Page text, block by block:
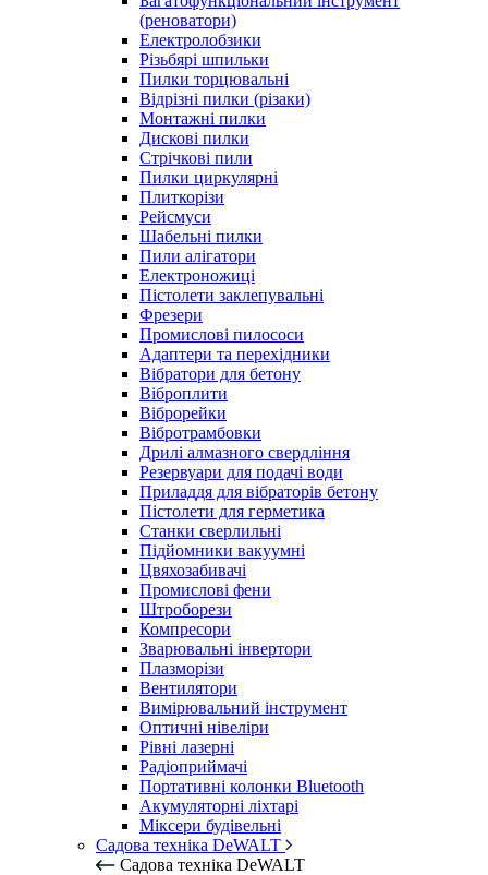
(реноватори)
Електролобзики
Різьбярі шпильки
Пилки торцювальні
Відрізні пилки (різаки)
Монтажні пилки
Дискові пилки
Стрічкові пили
Пилки циркулярні
Плиткорізи
Рейсмуси
Шабельні пилки
Пили алігатори
Електроножиці
Пістолети заклепувальні
Фрезери
Промислові пилососи
Адаптери та перехідники
Вібратори для бетону
Віброплити
Віброрейки
Вібротрамбовки
Дрилі алмазного свердління
Резервуари для подачі води
Приладдя для вібраторів бетону
Пістолети для герметика
Станки сверлильні
Підйомники вакуумні
Цвяхозабивачі
Промислові фени
Штроборези
Компресори
Зварювальні інвертори
Плазморізи
Вентилятори
Вимірювальний інструмент
Оптичні нівеліри
Рівні лазерні
Радіоприймачі
Портативні колонки Bluetooth
Акумуляторні ліхтарі
Міксери будівельні
Садова техніка DeWALT
Садова техніка DeWALT